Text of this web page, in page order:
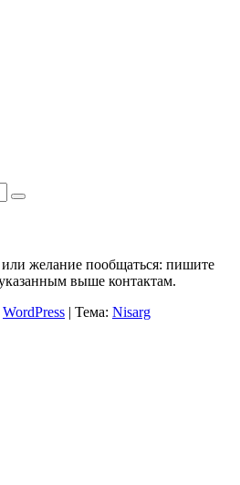
Поиск
желание пообщаться: пишите
выше контактам.
WordPress Тема: Nisarg